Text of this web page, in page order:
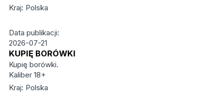
Kraj: Polska
Data publikacji:
2026-07-21
KUPIĘ BORÓWKI
Kupię borówki.
Kaliber 18+
Kraj: Polska